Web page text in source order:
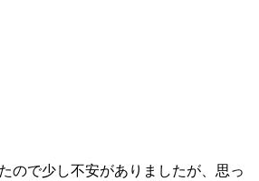
ので少し不安がありましたが、思っ